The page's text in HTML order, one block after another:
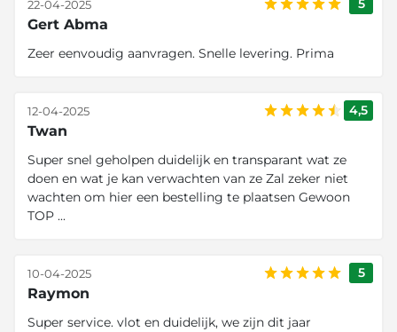
5
Gert Abma
22-04-2025
Zeer eenvoudig aanvragen. Snelle levering. Prima
4,5
Twan
12-04-2025
Super snel geholpen duidelijk en transparant wat ze
doen en wat je kan verwachten van ze Zal zeker niet
wachten om hier een bestelling te plaatsen Gewoon
TOP ...
5
Raymon
10-04-2025
Super service. vlot en duidelijk, we zijn dit jaar